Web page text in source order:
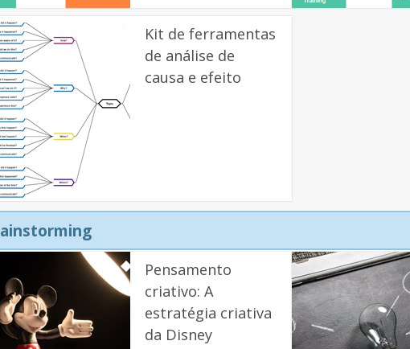
Kit de ferramentas
de análise de
causa e efeito
Pensamento
criativo: A
estratégia criativa
da Disney